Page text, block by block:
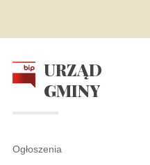
URZĄD
GMINY
Ogłoszenia